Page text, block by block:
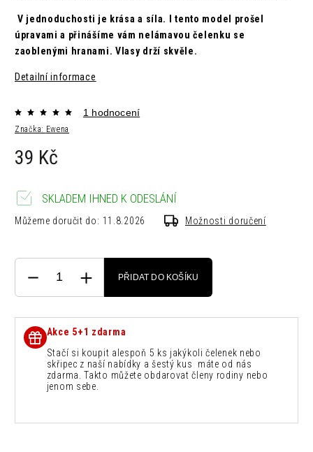
V jednoduchosti je krása a síla. I tento model prošel
úpravami a přinášíme vám nelámavou čelenku se
zaoblenými hranami. Vlasy drží skvěle.
Detailní informace
Značka: Ewena
1 hodnocení
39 Kč
SKLADEM IHNED K ODESLÁNÍ
Můžeme doručit do: 11.8.2026 Možnosti doručení
PŘIDAT DO KOŠÍKU
Akce 5+1 zdarma
Stačí si koupit alespoň 5 ks jakýkoli čelenek nebo
skřipec z naší nabídky a šestý kus máte od nás
zdarma. Takto můžete obdarovat členy rodiny nebo
jenom sebe.